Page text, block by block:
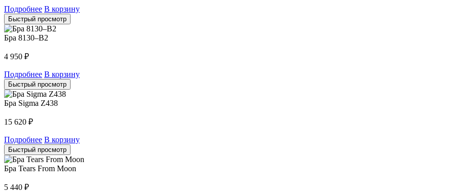
Подробнее В корзину
Быстрый просмотр
Бра 8130–B2
4 950 ₽
Подробнее В корзину
Быстрый просмотр
Бра Sigma Z438
15 620 ₽
Подробнее В корзину
Быстрый просмотр
Бра Tears From Moon
5 440 ₽